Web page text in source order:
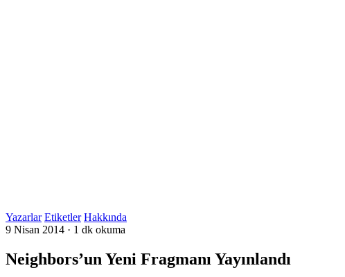
Yazarlar Etiketler Hakkında
9 Nisan 2014 · 1 dk okuma
Neighbors’un Yeni Fragmanı Yayınlandı